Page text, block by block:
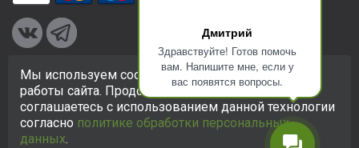
Дмитрий
Здравствуйте! Готов помочь
вам. Напишите мне, если у
вас появятся вопросы.
© 2005-2026 ООО «КСК». Сайт https://ksk24.ruсоздан
исключительно в информационных целях и любая информация
на сайте не является публичной офертой.Политика в
отношении персональных данных
Мы используем cookie-файлы для улучшения
работы сайта. Продолжая использовать сайт, вы
соглашаетесь с использованием данной технологии
согласно политике обработки персональных
данных.